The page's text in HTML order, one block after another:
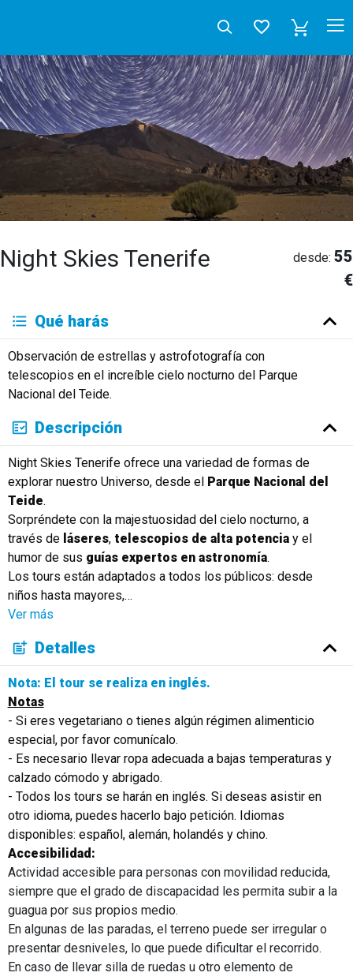
Night Skies Tenerife desde: 55
€
Deutsch English
Français
Italiano
Neerlandés
Русский
Qué harás
Observación de estrellas y astrofotografía con
telescopios en el increíble cielo nocturno del Parque
Nacional del Teide.
Descripción
Night Skies Tenerife ofrece una variedad de formas de
explorar nuestro Universo, desde el Parque Nacional del
Teide.
Sorpréndete con la majestuosidad del cielo nocturno, a
través de láseres, telescopios de alta potenciay el
humor de sus guías expertos en astronomía.
Los tours están adaptados a todos los públicos: desde
niños hasta mayores,…
Ver más
Detalles
Nota: El tour se realiza en inglés.
Notas
- Si eres vegetariano o tienes algún régimen alimenticio
especial, por favor comunícalo.
- Es necesario llevar ropa adecuada a bajas temperaturas y
calzado cómodo y abrigado.
- Todos los tours se harán en inglés. Si deseas asistir en
otro idioma, puedes hacerlo bajo petición. Idiomas
disponibles: español, alemán, holandés y chino.
Accesibilidad:
Actividad accesible para personas con movilidad reducida,
siempre que el grado de discapacidad les permita subir a la
guagua por sus propios medio.
En algunas de las paradas, el terreno puede ser irregular o
presentar desniveles, lo que puede dificultar el recorrido.
En caso de llevar silla de ruedas u otro elemento de